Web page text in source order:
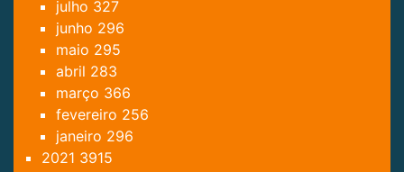
julho 327
junho 296
maio 295
abril 283
março 366
fevereiro 256
janeiro 296
2021 3915